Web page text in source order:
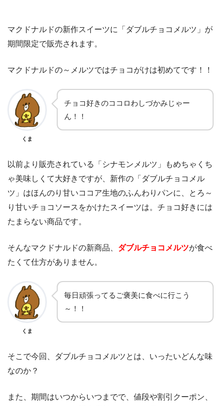
マクドナルドの新作スイーツに「ダブルチョコメルツ」が
期間限定で販売されます。
マクドナルドの～メルツではチョコがけは初めてです！！
くま
チョコ好きのココロわしづかみじゃー
ん！！
以前より販売されている「シナモンメルツ」もめちゃくち
ゃ美味しくて大好きですが、新作の「ダブルチョコメル
ツ」はほんのり甘いココア生地のふんわりパンに、とろ～
り甘いチョコソースをかけたスイーツは。チョコ好きには
たまらない商品です。
そんなマクドナルドの新商品、 ダブルチョコメルツが食べ
たくて仕方がありません。
くま
毎日頑張ってるご褒美に食べに行こう
～！！
そこで今回、ダブルチョコメルツとは、いったいどんな味
なのか？
また、期間はいつからいつまでで、値段や割引クーポン、